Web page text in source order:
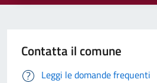
Contatta il comune
Leggi le domande frequenti